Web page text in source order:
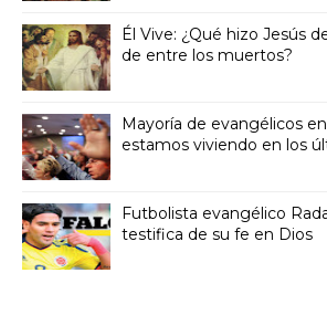
Él Vive: ¿Qué hizo Jesús
de entre los muertos?
Mayoría de evangélicos
estamos viviendo en los
Futbolista evangélico
testifica de su fe en Dios